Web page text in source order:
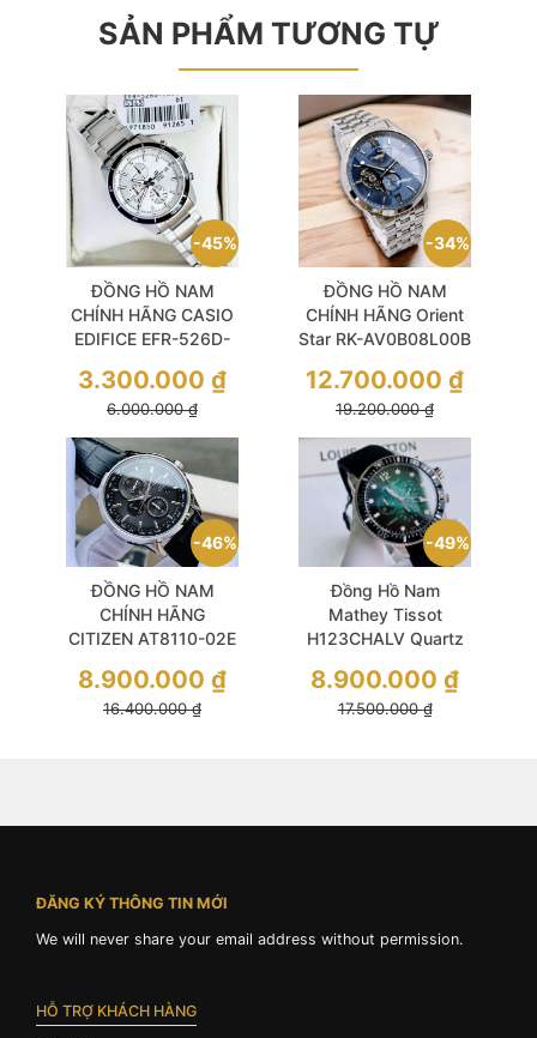
SẢN PHẨM TƯƠNG TỰ
45%
ĐỒNG HỒ NAM
CHÍNH HÃNG CASIO
EDIFICE EFR-526D-
Thiết kế lịch lãm và
sang trọng
6.000.000₫
3.300.000 ₫
34%
ĐỒNG HỒ NAM
CHÍNH HÃNG Orient
Star RK-AV0B08L00B
Automatic
Mechanical
Contemporary Grey
Dial Sapphire
19.200.000₫
12.700.000 ₫
46%
ĐỒNG HỒ NAM
CHÍNH HÃNG
CITIZEN AT8110-02E
World Time
Chronograph A-T
16.400.000₫
8.900.000 ₫
49%
Đồng Hồ Nam
Mathey Tissot
H123CHALV Quartz
17.500.000₫
8.900.000 ₫
ĐĂNG KÝ THÔNG TIN MỚI
We will never share your email address without permission.
HỖ TRỢ KHÁCH HÀNG